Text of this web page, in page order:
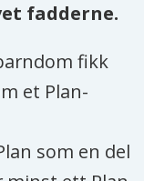
fadderne.
fikk
et Plan-
som en del